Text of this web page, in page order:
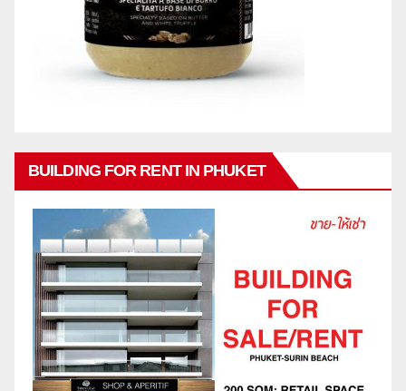
BUILDING FOR RENT IN PHUKET